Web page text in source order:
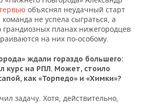
объяснял неудачный старт
не успела сыграться, а
планах нижегородцев
на них по-особому.
ждали гораздо большего:
курс на РПЛ. Может, стоило
как «Торпедо» и «Химки»?
задачу. Хотя, действительно,